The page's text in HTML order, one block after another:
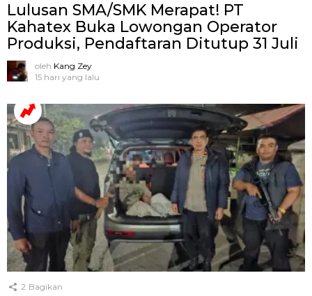
Lulusan SMA/SMK Merapat! PT
Kahatex Buka Lowongan Operator
Produksi, Pendaftaran Ditutup 31 Juli
oleh Kang Zey
15 hari yang lalu
2 Bagikan